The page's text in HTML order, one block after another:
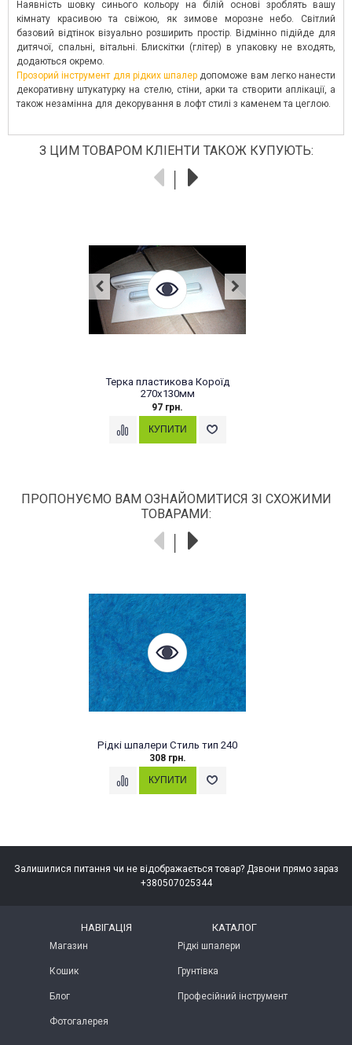
Наявність шовку синього кольору на білій основі зроблять вашу
кімнату красивою та свіжою, як зимове морозне небо. Світлий
базовий відтінок візуально розширить простір. Відмінно підійде для
дитячої, спальні, вітальні. Блискітки (глітер) в упаковку не входять,
додаються окремо.
Прозорий інструмент для рідких шпалер допоможе вам легко нанести
декоративну штукатурку на стелю, стіни, арки та створити аплікації, а
також незамінна для декорування в лофт стилі з каменем та цеглою.
З ЦИМ ТОВАРОМ КЛІЕНТИ ТАКОЖ КУПУЮТЬ:
Терка пластикова Короїд
270х130мм
97 грн.
ПРОПОНУЄМО ВАМ ОЗНАЙОМИТИСЯ ЗІ СХОЖИМИ
ТОВАРАМИ:
Рідкі шпалери Стиль тип 240
308 грн.
Залишилися питання чи не відображається товар? Дзвони прямо зараз
+380507025344
НАВІГАЦІЯ
Магазин
Кошик
Блог
Фотогалерея
КАТАЛОГ
Рідкі шпалери
Грунтівка
Професійний інструмент